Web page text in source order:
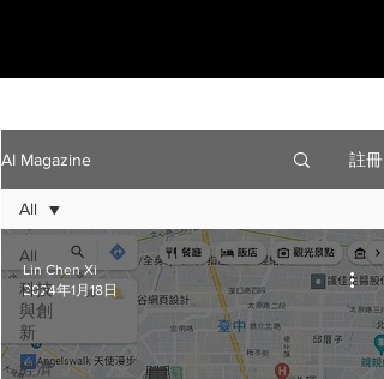
AI Magazine 註冊
All
科技
與創
新
經濟
All
Lin Chen Xi
2024年1月18日